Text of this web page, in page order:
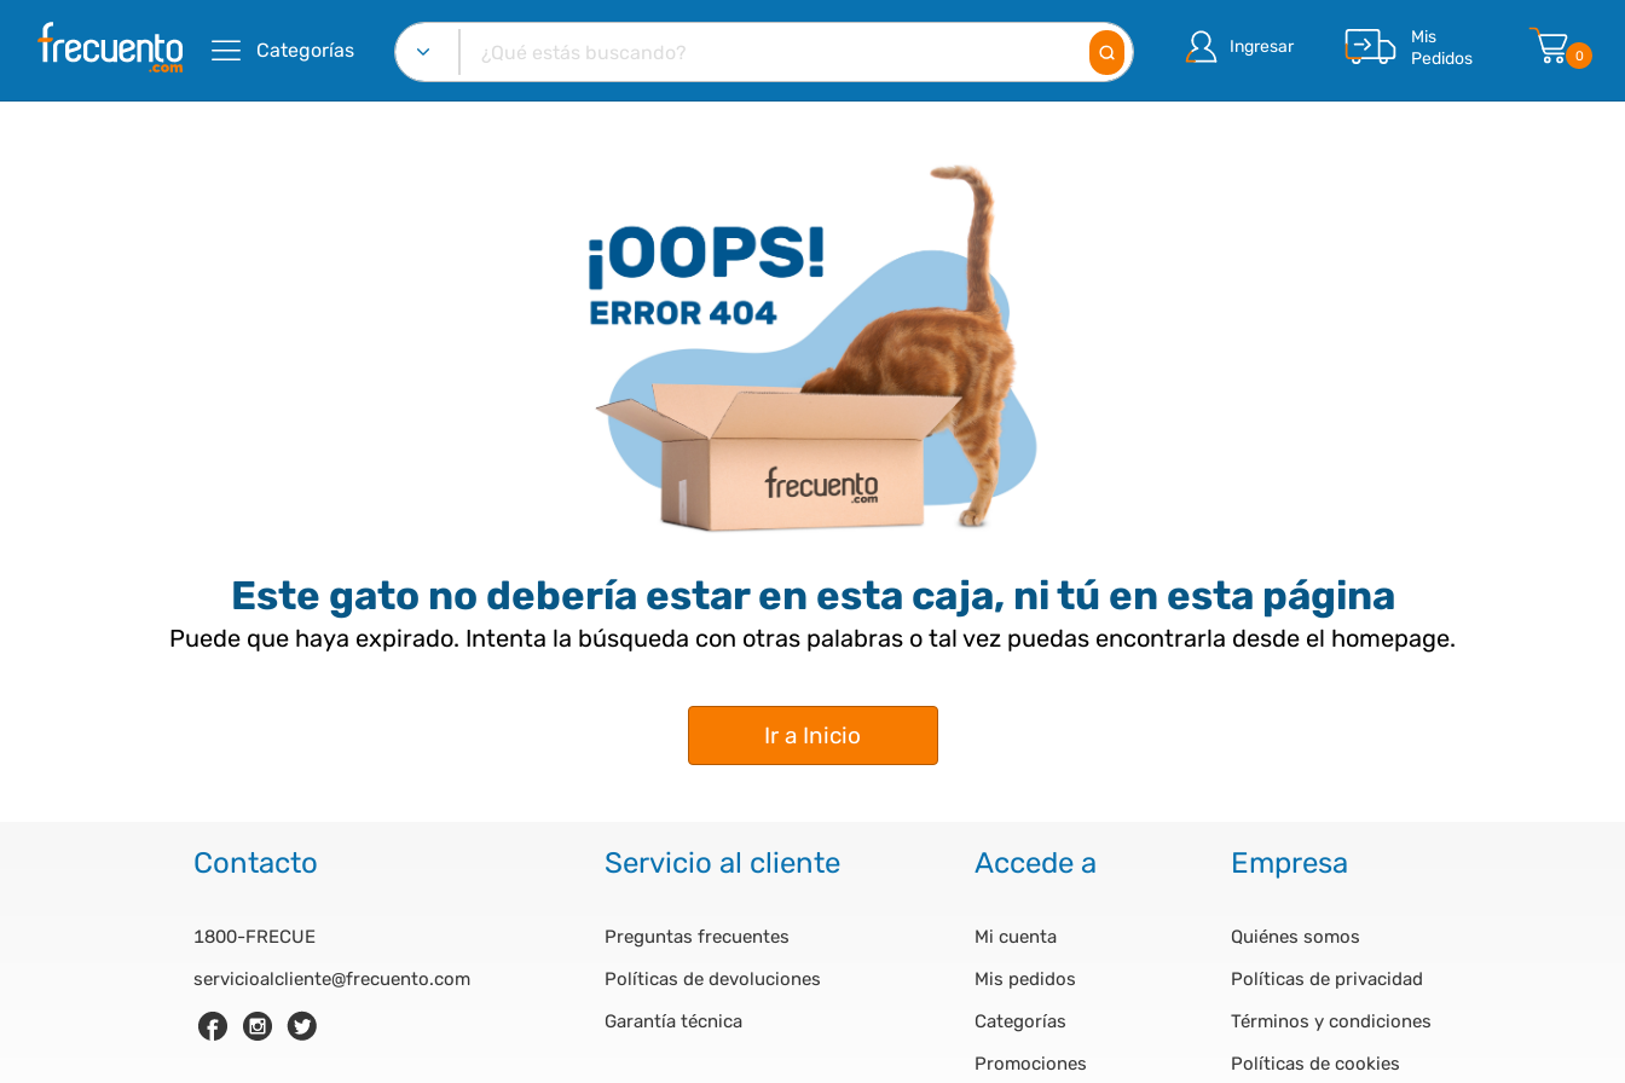
Categorías Ingresar
Mis
Pedidos
0
Este gato no debería estar en esta caja, ni tú en esta página
Puede que haya expirado. Intenta la búsqueda con otras palabras o tal vez puedas encontrarla desde el homepage.
Ir a Inicio
Contacto
1800-FRECUE
servicioalcliente@frecuento.com
Servicio al cliente
Preguntas frecuentes
Políticas de devoluciones
Garantía técnica
Accede a
Mi cuenta
Mis pedidos
Categorías
Promociones
Empresa
Quiénes somos
Políticas de privacidad
Términos y condiciones
Políticas de cookies